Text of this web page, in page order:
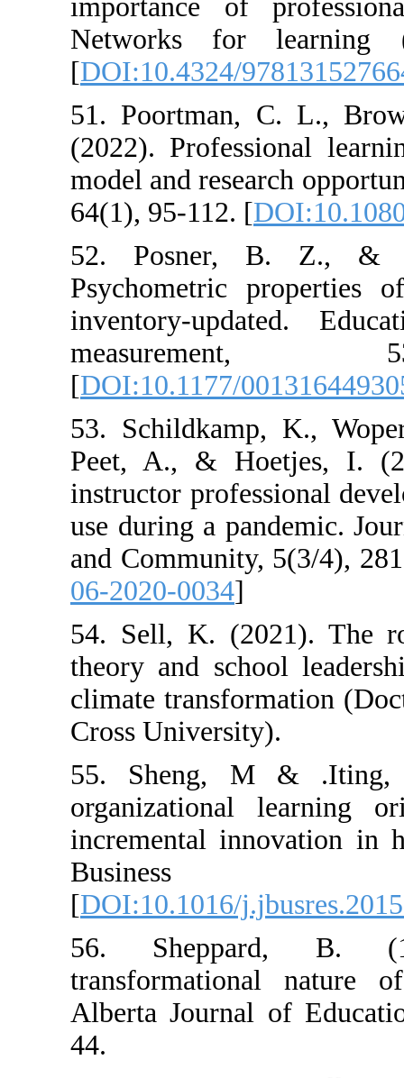
importance
Networks for
[DOI:10.4324/
51.
(2022).
model and
64(1), 95-112. [
52. Posner,
Psychometric
inventory-
[DOI:10.1177/
53.
Peet, A., &
instructor
use during a
and
06-2020-0034
54. Sell, K.
theory and
climate
Cross
55. Sheng,
incremental
[DOI:10.1016/
56.
Alberta